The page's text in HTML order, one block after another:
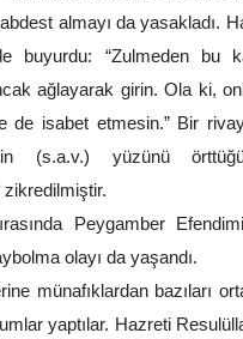
almayı da yasakladı.
buyurdu: “Zulmeden bu
ağlayarak girin. Ola ki,
de isabet etmesin.” Bir
(s.a.v.) yüzünü
zikredilmiştir.
Peygamber
olayı da yaşandı.
münafıklardan bazıları
yaptılar. Hazreti